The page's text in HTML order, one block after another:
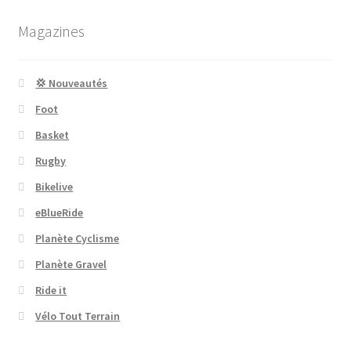
Magazines
💢 Nouveautés
Foot
Basket
Rugby
Bikelive
eBlueRide
Planète Cyclisme
Planète Gravel
Ride it
Vélo Tout Terrain